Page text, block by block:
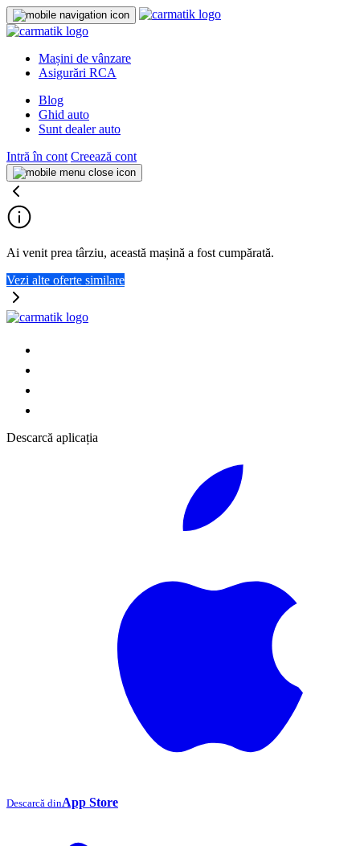
Mașini de vânzare
Asigurări RCA
Blog
Ghid auto
Sunt dealer auto
Intră în cont Creează cont
Ai venit prea târziu, această mașină a fost cumpărată.
Vezi alte oferte similare
Descarcă aplicația
Descarcă dinApp Store